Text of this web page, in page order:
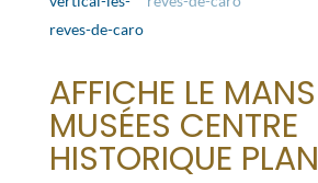
AFFICHE LE MANS
MUSÉES CENTRE
HISTORIQUE PLAN